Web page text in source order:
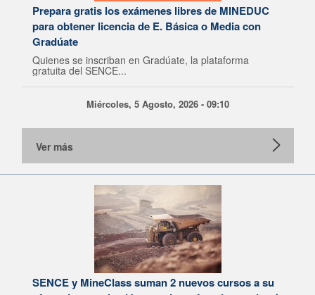
Prepara gratis los exámenes libres de MINEDUC
para obtener licencia de E. Básica o Media con
Gradúate
Quienes se inscriban en Gradúate, la plataforma
gratuita del SENCE...
Miércoles, 5 Agosto, 2026 - 09:10
Ver más
SENCE y MineClass suman 2 nuevos cursos a su